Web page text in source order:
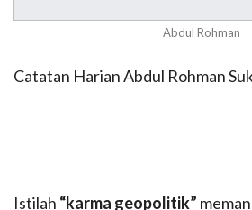
Abdul Rohman
Catatan Harian Abdul Rohman
Istilah “karma geopolitik”